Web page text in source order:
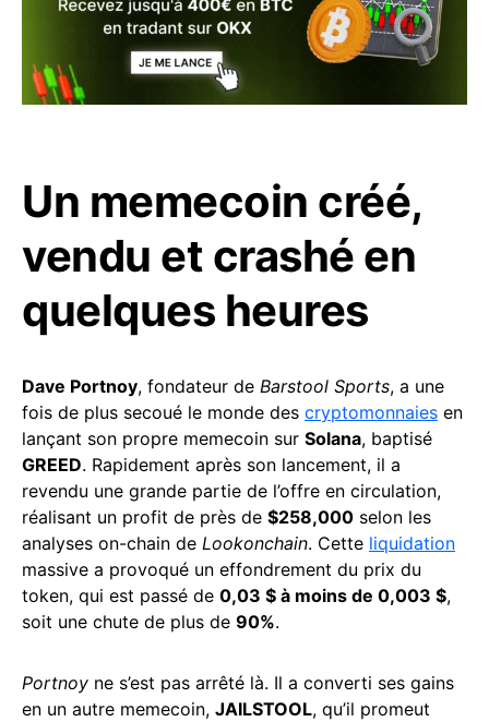
Un memecoin créé,
vendu et crashé en
quelques heures
Dave Portnoy, fondateur de Barstool Sports, a une
fois de plus secoué le monde des cryptomonnaies en
lançant son propre memecoin sur Solana, baptisé
GREED. Rapidement après son lancement, il a
revendu une grande partie de l’offre en circulation,
réalisant un profit de près de $258,000 selon les
analyses on-chain de Lookonchain. Cette liquidation
massive a provoqué un effondrement du prix du
token, qui est passé de 0,03 $ à moins de 0,003 $,
soit une chute de plus de 90%.
Portnoy ne s’est pas arrêté là. Il a converti ses gains
en un autre memecoin, JAILSTOOL, qu’il promeut